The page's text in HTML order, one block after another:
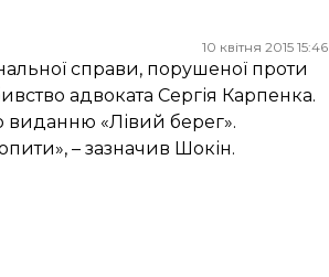
10 квітня 2015 15:46
справи, порушеної проти
адвоката Сергія Карпенка.
виданню «Лівий берег».
– зазначив Шокін.